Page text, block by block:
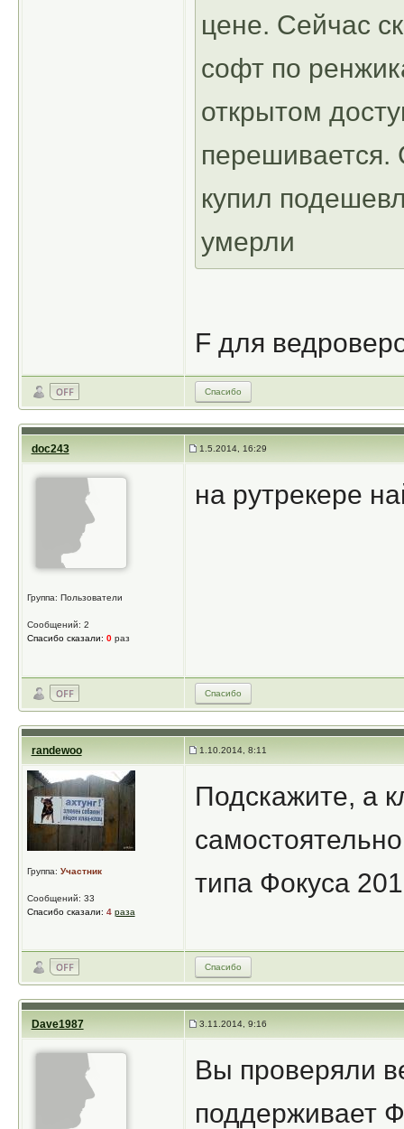
цене. Сейчас
софт по
открытом
перешивается.
купил
умерли
F для
Спасибо
doc243 1.5.2014, 16:29
Группа: Пользователи
Сообщений: 2
Спасибо сказали: 0раз
на рутрекере
Спасибо
randewoo 1.10.2014, 8:11
Группа: Участник
Сообщений: 33
Спасибо сказали: 4 раза
Подскажите, а
типа Фокуса
Спасибо
Dave1987 3.11.2014, 9:16
Вы проверяли
поддерживает